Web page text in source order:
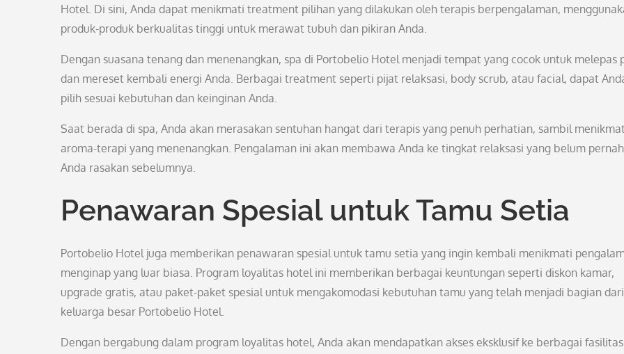
Hotel. Di sini, Anda dapat menikmati treatment pilihan yang dilakukan oleh terapis berpengalaman,
produk-produk berkualitas tinggi untuk merawat tubuh dan pikiran Anda.
Dengan suasana tenang dan menenangkan, spa di Portobelio Hotel menjadi tempat yang cocok untuk melepas
dan mereset kembali energi Anda. Berbagai treatment seperti pijat relaksasi, body scrub, atau facial, dapat
pilih sesuai kebutuhan dan keinginan Anda.
Saat berada di spa, Anda akan merasakan sentuhan hangat dari terapis yang penuh perhatian, sambil
aroma-terapi yang menenangkan. Pengalaman ini akan membawa Anda ke tingkat relaksasi yang belum pernah
Anda rasakan sebelumnya.
Penawaran Spesial untuk Tamu Setia
Portobelio Hotel juga memberikan penawaran spesial untuk tamu setia yang ingin kembali menikmati
menginap yang luar biasa. Program loyalitas hotel ini memberikan berbagai keuntungan seperti diskon kamar,
upgrade gratis, atau paket-paket spesial untuk mengakomodasi kebutuhan tamu yang telah menjadi bagian dari
keluarga besar Portobelio Hotel.
Dengan bergabung dalam program loyalitas hotel, Anda akan mendapatkan akses eksklusif ke berbagai